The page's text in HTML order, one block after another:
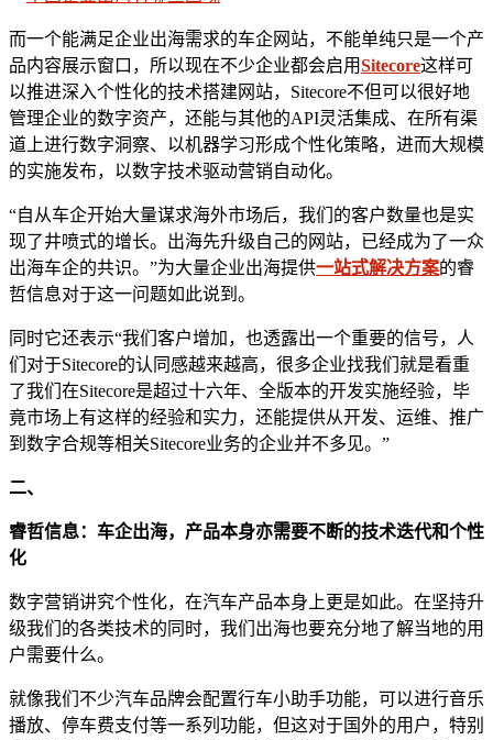
而一个能满足企业出海需求的车企网站，不能单纯只是一个产
品内容展示窗口，所以现在不少企业都会启用Sitecore这样可
以推进深入个性化的技术搭建网站，Sitecore不但可以很好地
管理企业的数字资产，还能与其他的API灵活集成、在所有渠
道上进行数字洞察、以机器学习形成个性化策略，进而大规模
的实施发布，以数字技术驱动营销自动化。
“自从车企开始大量谋求海外市场后，我们的客户数量也是实
现了井喷式的增长。出海先升级自己的网站，已经成为了一众
出海车企的共识。”为大量企业出海提供一站式解决方案的睿
哲信息对于这一问题如此说到。
同时它还表示“我们客户增加，也透露出一个重要的信号，人
们对于Sitecore的认同感越来越高，很多企业找我们就是看重
了我们在Sitecore是超过十六年、全版本的开发实施经验，毕
竟市场上有这样的经验和实力，还能提供从开发、运维、推广
到数字合规等相关Sitecore业务的企业并不多见。”
二、
睿哲信息：车企出海，产品本身亦需要不断的技术迭代和个性
化
数字营销讲究个性化，在汽车产品本身上更是如此。在坚持升
级我们的各类技术的同时，我们出海也要充分地了解当地的用
户需要什么。
就像我们不少汽车品牌会配置行车小助手功能，可以进行音乐
播放、停车费支付等一系列功能，但这对于国外的用户，特别